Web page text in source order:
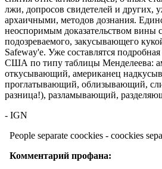
лжи, допросов свидетелей и других,
архаичными, методов дознания.
неоспоримым доказательством вины
подозреваемого, закусывающего
Safeway'e. Уже составлятся
США по типу таблицы Менделеева:
откусывающий, американец
проглатывающий, облизывающий,
разница!), разламывающий,
- IGN
People separate coockies - coockies
Комментарий профана: